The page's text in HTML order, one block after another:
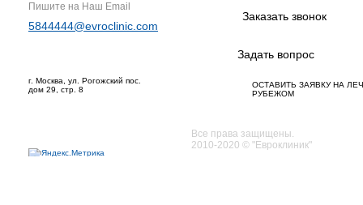
Пишите на Наш Email
5844444@evroclinic.com
Заказать звонок
Задать вопрос
ОСТАВИТЬ ЗАЯВКУ НА
РУБЕЖОМ
г. Москва, ул. Рогожский пос.
дом 29, стр. 8
Все права защищены.
2010-2020 © "Евроклиник"